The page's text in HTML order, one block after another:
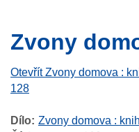
Zvony
Otevřít Zvony domova :
128
Dílo Zvony domova :